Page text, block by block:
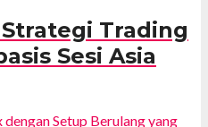
Trading
Sesi Asia